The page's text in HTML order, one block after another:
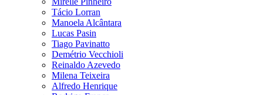
Tácio Lorran
Manoela Alcântara
Lucas Pasin
Tiago Pavinatto
Demétrio Vecchioli
Reinaldo Azevedo
Milena Teixeira
Alfredo Henrique